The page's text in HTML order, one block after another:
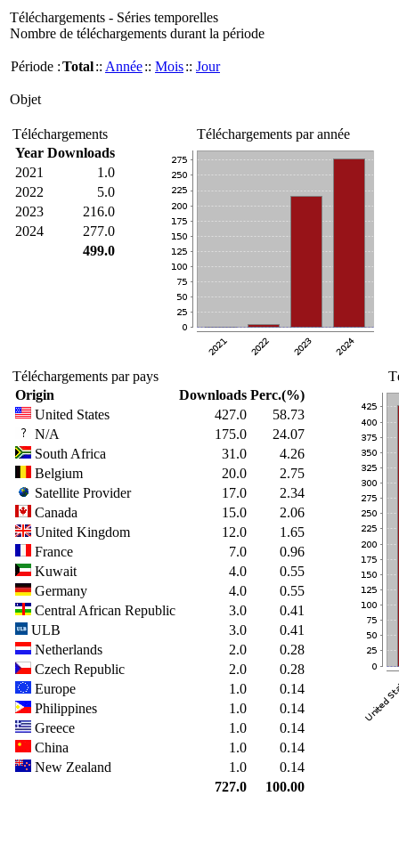
Téléchargements - Séries temporelles
Nombre de téléchargements durant la période
Période :Total:: Année:: Mois:: Jour
Objet
Téléchargements
Year Downloads
2021
1.0
2022
5.0
2023
216.0
2024
277.0
499.0
Téléchargements par année
Téléchargements par pays
Origin
Downloads Perc.(%)
United States
427.0
58.73
N/A
175.0
24.07
South Africa
31.0
4.26
Belgium
20.0
2.75
Satellite Provider
17.0
2.34
Canada
15.0
2.06
United Kingdom
12.0
1.65
France
7.0
0.96
Kuwait
4.0
0.55
Germany
4.0
0.55
Central African Republic
3.0
0.41
ULB
3.0
0.41
Netherlands
2.0
0.28
Czech Republic
2.0
0.28
Europe
1.0
0.14
Philippines
1.0
0.14
Greece
1.0
0.14
China
1.0
0.14
New Zealand
1.0
0.14
727.0
100.00